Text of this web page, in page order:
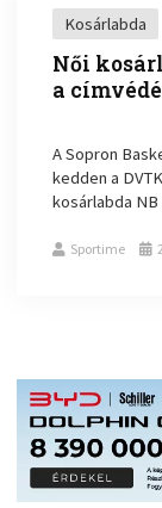
Kosárlabda
Női
a
A Sopron
kedden a
kosárlabda
Sportime